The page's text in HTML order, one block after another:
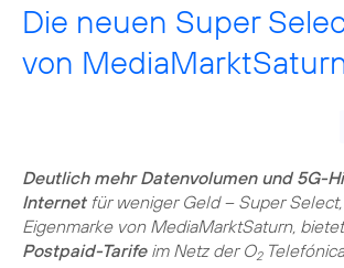
Die neuen Super
von
Deutlich mehr Datenvolumen und 5G-
Internetfür weniger Geld – Super
Eigenmarke von MediaMarktSaturn,
Postpaid-Tarifeim Netz der O2